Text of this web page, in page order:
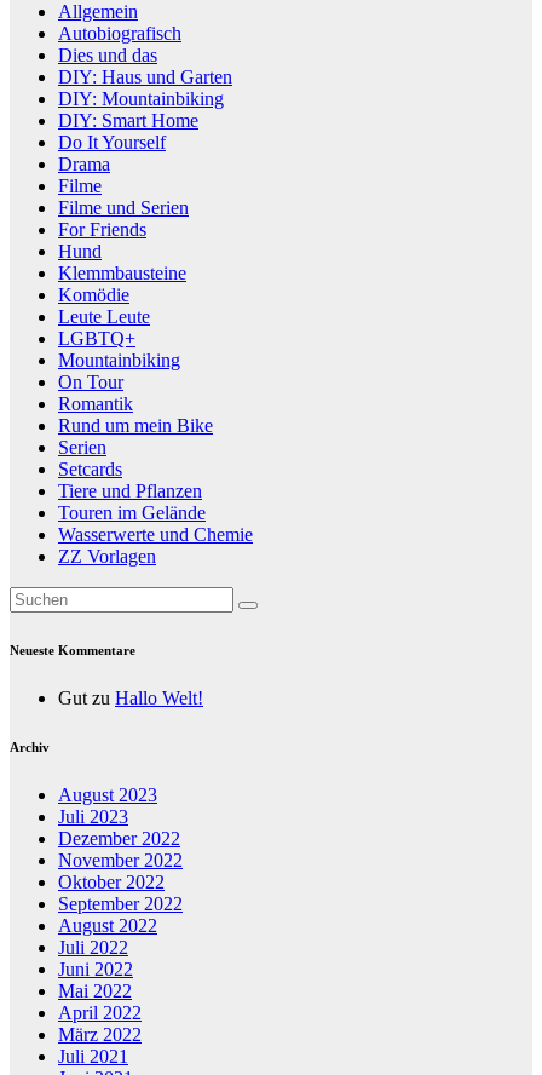
Allgemein
Autobiografisch
Dies und das
DIY: Haus und Garten
DIY: Mountainbiking
DIY: Smart Home
Do It Yourself
Drama
Filme
Filme und Serien
For Friends
Hund
Klemmbausteine
Komödie
Leute Leute
LGBTQ+
Mountainbiking
On Tour
Romantik
Rund um mein Bike
Serien
Setcards
Tiere und Pflanzen
Touren im Gelände
Wasserwerte und Chemie
ZZ Vorlagen
Neueste Kommentare
Gut zu Hallo Welt!
Archiv
August 2023
Juli 2023
Dezember 2022
November 2022
Oktober 2022
September 2022
August 2022
Juli 2022
Juni 2022
Mai 2022
April 2022
März 2022
Juli 2021